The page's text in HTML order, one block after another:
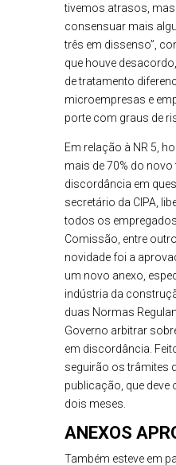
tivemos atrasos,
consensuar mais
três em dissenso”,
que houve
de tratamento
microempresas e
porte com graus de
Em relação à NR 5,
mais de 70% do
discordância em
secretário da CIPA,
todos os
Comissão, entre
novidade foi a
um novo anexo,
indústria da
duas Normas
Governo arbitrar
em discordância.
seguirão os trâmites
publicação, que deve
dois meses.
ANEXOS
Também esteve em